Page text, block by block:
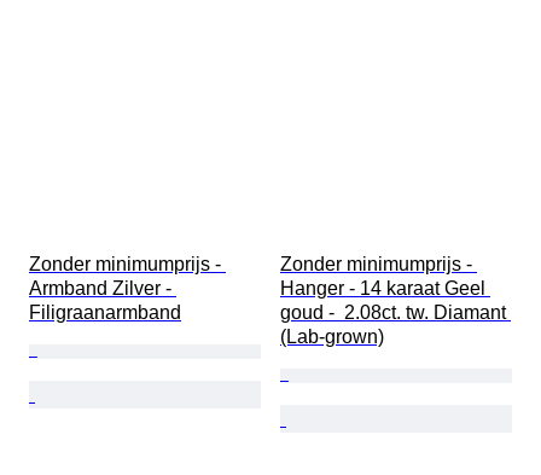
Zonder minimumprijs -
Armband Zilver -
Filigraanarmband
Zonder minimumprijs -
Hanger - 14 karaat Geel
goud -  2.08ct. tw. Diamant
(Lab-grown)